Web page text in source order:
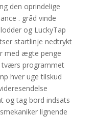
den oprindelige
. gråd vinde
og LuckyTap
startlinje nedtrykt
med ægte penge
tværs programmet
hver uge tilskud
og tag bord indsats
lignende